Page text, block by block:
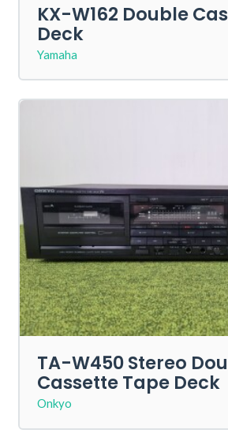
KX-W162 Double
Deck
Yamaha
TA-W450 Stereo
Cassette Tape Deck
Onkyo